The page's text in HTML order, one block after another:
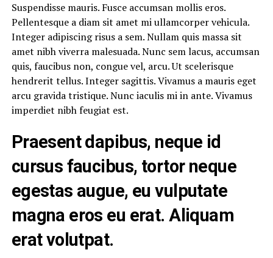
Suspendisse mauris. Fusce accumsan mollis eros.
Pellentesque a diam sit amet mi ullamcorper vehicula.
Integer adipiscing risus a sem. Nullam quis massa sit
amet nibh viverra malesuada. Nunc sem lacus, accumsan
quis, faucibus non, congue vel, arcu. Ut scelerisque
hendrerit tellus. Integer sagittis. Vivamus a mauris eget
arcu gravida tristique. Nunc iaculis mi in ante. Vivamus
imperdiet nibh feugiat est.
Praesent dapibus, neque id
cursus faucibus, tortor neque
egestas augue, eu vulputate
magna eros eu erat. Aliquam
erat volutpat.